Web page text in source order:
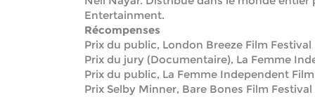
Entertainment.
Récompenses
Prix du public, London Breeze Film Festival
Prix du jury (Documentaire), La Femme
Prix du public, La Femme Independent
Prix Selby Minner, Bare Bones Film Festival